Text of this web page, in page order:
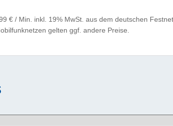
€ / Min. inkl. 19% MwSt. aus dem deutschen
gelten ggf. andere Preise.